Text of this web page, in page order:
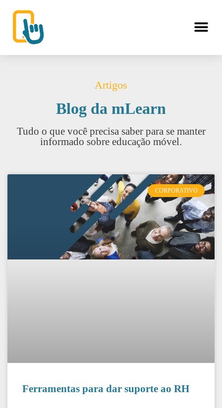
Artigos
Blog da mLearn
Tudo o que você precisa saber para se manter
informado sobre educação móvel.
CORPORATIVO
Ferramentas para dar suporte ao RH